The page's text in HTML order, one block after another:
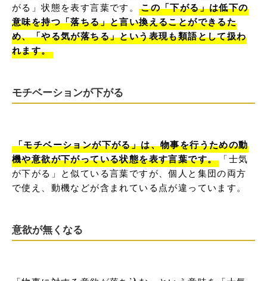
がる」状態を表す言葉です。この「下がる」は低下の
意味を持つ「落ちる」と言い換えることができるた
め、「やる気が落ちる」という表現も類語として扱わ
れます。
モチベーションが下がる
「モチベーションが下がる」は、物事を行うための動
機や意欲が下がっている状態を表す言葉です。 「士気
が下がる」と似ている言葉ですが、個人と集団の両方
で使え、動機などが含まれている点が違っています。
意欲が無くなる